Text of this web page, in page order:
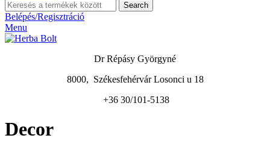
Search
Belépés/Regisztráció
Menu
Dr Répásy Györgyné
8000, Székesfehérvár Losonci u 18
+36 30/101-5138
Decor